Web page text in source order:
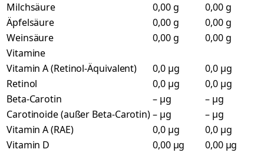
Milchsäure
0,00 g
0,00 g
Äpfelsäure
0,00 g
0,00 g
Weinsäure
0,00 g
0,00 g
Vitamine
Vitamin A (Retinol-Äquivalent)
0,0 µg
0,0 µg
Retinol
0,0 µg
0,0 µg
Beta-Carotin
– µg
– µg
Carotinoide (außer Beta-Carotin)– µg
– µg
Vitamin A (RAE)
0,0 µg
0,0 µg
Vitamin D
0,00 µg
0,00 µg